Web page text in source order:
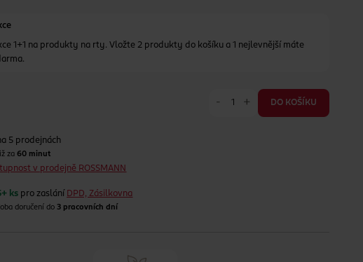
1+1 na produkty na rty. Vložte 2 produkty do košíku a 1 nejlevnější máte
- + DO KOŠÍKU
5 prodejnách
za60 minut
v prodejně ROSSMANN
ks pro zaslání DPD, Zásilkovna
doručení do 3 pracovních dní